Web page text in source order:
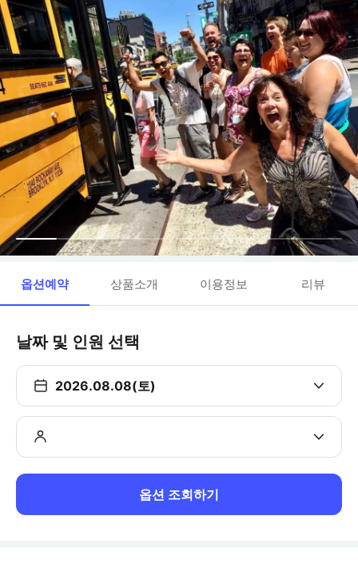
옵션예약 상품소개 이용정보 리뷰
날짜 및 인원 선택
2026.08.08(토)
옵션 조회하기